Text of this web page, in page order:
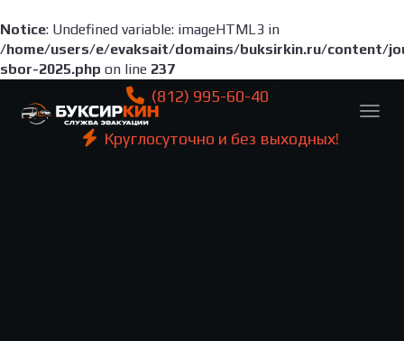
Notice: Undefined variable: imageHTML3 in
/home/users/e/evaksait/domains/buksirkin.ru/content/
sbor-2025.php on line 237
(812) 995-60-40
Круглосуточно и без выходных!